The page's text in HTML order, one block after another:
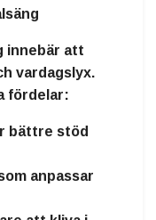
innebär att
vardagslyx.
fördelar:
bättre stöd
anpassar